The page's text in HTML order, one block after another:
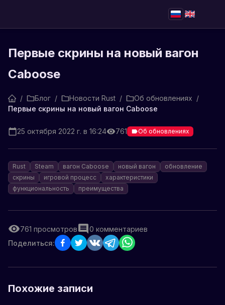
Первые скрины на новый вагон
Caboose
/ Блог / Новости Rust / Об обновлениях /
Первые скрины на новый вагон Caboose
25 октября 2022 г. в 16:24 761 Об обновлениях
Rust Steam вагон Caboose новый вагон
обновление
скрины
игровой процесс
характеристики
функциональность
преимущества
761 просмотров 0 комментариев
Поделиться:
Похожие записи